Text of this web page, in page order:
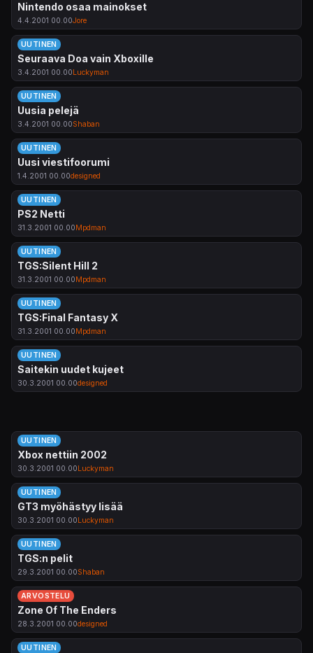
Nintendo osaa mainokset
4.4.2001 00.00Jore
UUTINEN
Seuraava Doa vain Xboxille
3.4.2001 00.00Luckyman
UUTINEN
Uusia pelejä
3.4.2001 00.00Shaban
UUTINEN
Uusi viestifoorumi
1.4.2001 00.00designed
UUTINEN
PS2 Netti
31.3.2001 00.00Mpdman
UUTINEN
TGS:Silent Hill 2
31.3.2001 00.00Mpdman
UUTINEN
TGS:Final Fantasy X
31.3.2001 00.00Mpdman
UUTINEN
Saitekin uudet kujeet
30.3.2001 00.00designed
UUTINEN
Xbox nettiin 2002
30.3.2001 00.00Luckyman
UUTINEN
GT3 myöhästyy lisää
30.3.2001 00.00Luckyman
UUTINEN
TGS:n pelit
29.3.2001 00.00Shaban
ARVOSTELU
Zone Of The Enders
28.3.2001 00.00designed
UUTINEN